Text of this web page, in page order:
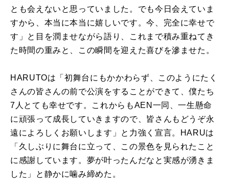
とも会えないと思っていました。でも今日会えていま
すから、本当に本当に嬉しいです。今、完全に幸せで
す」と目を潤ませながら語り、これまで積み重ねてき
た時間の重みと、この瞬間を迎えた喜びを滲ませた。
HARUTOは「初舞台にもかかわらず、このようにたく
さんの皆さんの前で公演をすることができて、僕たち
7人とても幸せです。これからもAEN一同、一生懸命
に頑張って成長していきますので、皆さんもどうぞ永
遠によろしくお願いします」と力強く宣言。HARUは
「久しぶりに舞台に立って、この景色を見られたこと
に感謝しています。夢が叶ったんだなと実感が湧きま
した」と静かに噛み締めた。